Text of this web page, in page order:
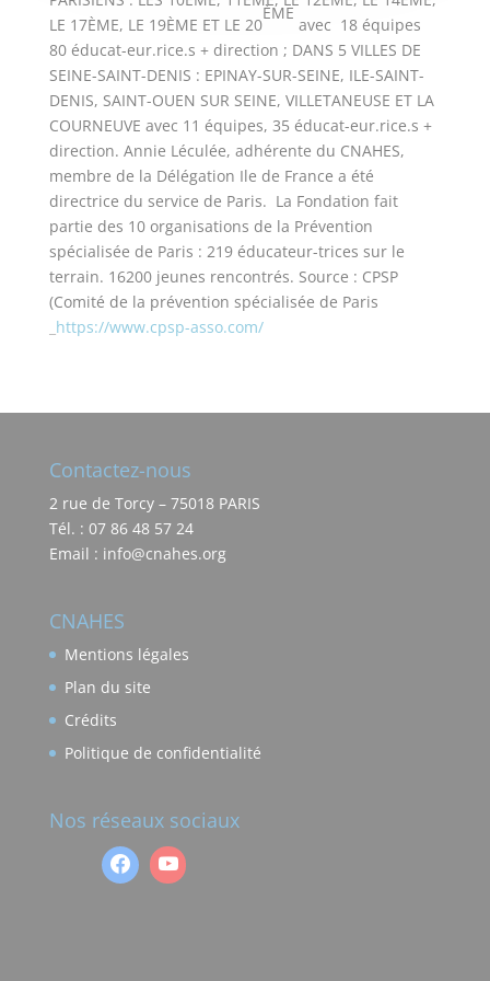
LE 17ÈME, LE 19ÈME ET LE 20
ÈME
avec 18 équipes
80 éducat-eur.rice.s + direction ; DANS 5 VILLES DE
SEINE-SAINT-DENIS : EPINAY-SUR-SEINE, ILE-SAINT-
DENIS, SAINT-OUEN SUR SEINE, VILLETANEUSE ET LA
COURNEUVE avec 11 équipes, 35 éducat-eur.rice.s +
direction. Annie Léculée, adhérente du CNAHES,
membre de la Délégation Ile de France a été
directrice du service de Paris. La Fondation fait
partie des 10 organisations de la Prévention
spécialisée de Paris : 219 éducateur-trices sur le
terrain. 16200 jeunes rencontrés. Source : CPSP
(Comité de la prévention spécialisée de Paris
https://www.cpsp-asso.com/
Contactez-nous
2 rue de Torcy – 75018 PARIS
Tél. : 07 86 48 57 24
Email : info@cnahes.org
CNAHES
Mentions légales
Plan du site
Crédits
Politique de confidentialité
Nos réseaux sociaux